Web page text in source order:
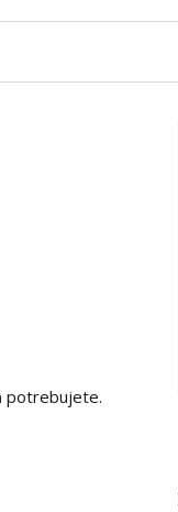
potrebujete.